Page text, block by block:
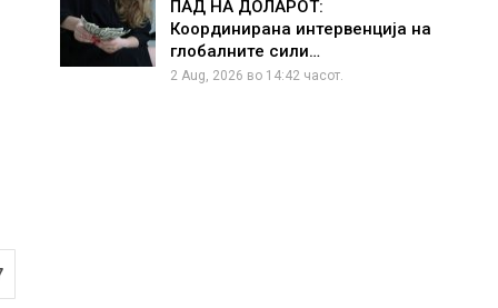
ПАД НА ДОЛАРОТ:
Координирана интервенција на
глобалните сили…
2 Aug, 2026 во 14:42 часот.